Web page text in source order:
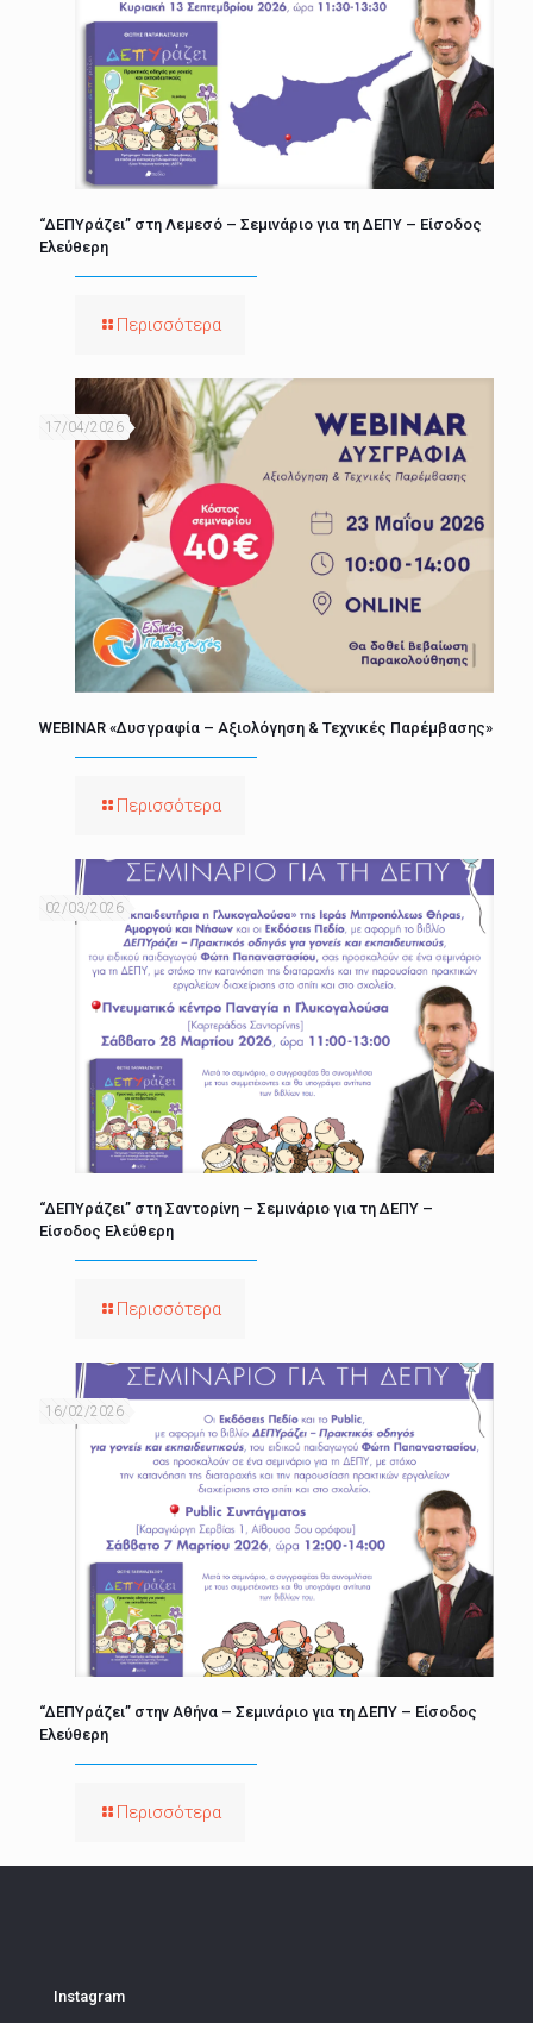
“ΔΕΠΥράζει” στη Λεμεσό – Σεμινάριο για τη ΔΕΠΥ – Είσοδος
Ελεύθερη
Περισσότερα
17/04/2026
WEBINAR «Δυσγραφία – Αξιολόγηση & Τεχνικές Παρέμβασης»
Περισσότερα
02/03/2026
“ΔΕΠΥράζει” στη Σαντορίνη – Σεμινάριο για τη ΔΕΠΥ –
Είσοδος Ελεύθερη
Περισσότερα
16/02/2026
“ΔΕΠΥράζει” στην Αθήνα – Σεμινάριο για τη ΔΕΠΥ – Είσοδος
Ελεύθερη
Περισσότερα
Instagram